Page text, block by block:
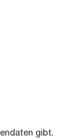
gibt.